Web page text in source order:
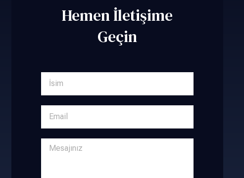
Hemen İletişime
Geçin